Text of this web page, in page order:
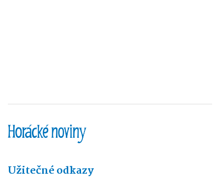
Užitečné odkazy